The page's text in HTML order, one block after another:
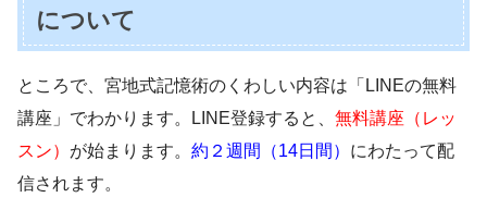
について
ところで、宮地式記憶術のくわしい内容は「LINEの無料
講座」でわかります。LINE登録すると、 無料講座（レッ
スン） が始まります。 約２週間（14日間） にわたって配
信されます。